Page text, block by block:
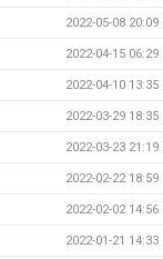
2022-05-08 20:09
2022-04-15 06:29
2022-04-10 13:35
2022-03-29 18:35
2022-03-23 21:19
2022-02-22 18:59
2022-02-02 14:56
2022-01-21 14:33